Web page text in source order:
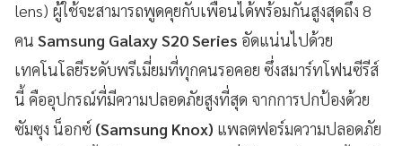
lens) ผู้ใช้จะสามารถพูดคุยกับเพื่อนได้พร้อมกันสูงสุดถึง 8
คน Samsung Galaxy S20Series อัดแน่นไปด้วย
เทคโนโลยีระดับพรีเมี่ยมที่ทุกคนรอคอย ซึ่งสมาร์ทโฟนซีรีส์
นี้ คืออุปกรณ์ที่มีความปลอดภัยสูงที่สุด จากการปกป้องด้วย
ซัมซุง น็อกซ์ (Samsung Knox) แพลตฟอร์มความปลอดภัย